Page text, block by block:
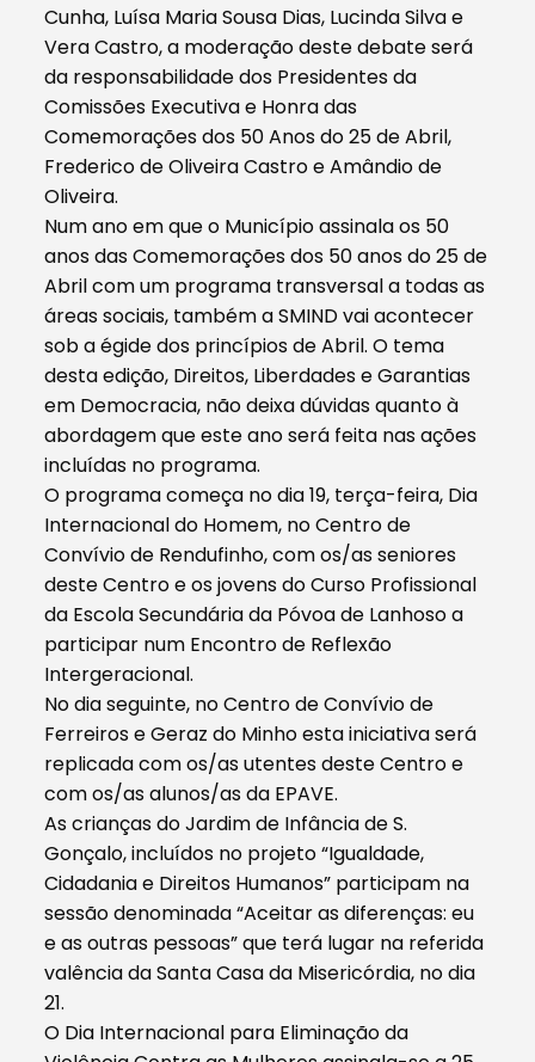
Cunha, Luísa Maria Sousa Dias, Lucinda Silva e
Vera Castro, a moderação deste debate será
da responsabilidade dos Presidentes da
Comissões Executiva e Honra das
Comemorações dos 50 Anos do 25 de Abril,
Frederico de Oliveira Castro e Amândio de
Oliveira.
Num ano em que o Município assinala os 50
anos das Comemorações dos 50 anos do 25 de
Abril com um programa transversal a todas as
áreas sociais, também a SMIND vai acontecer
sob a égide dos princípios de Abril. O tema
desta edição, Direitos, Liberdades e Garantias
em Democracia, não deixa dúvidas quanto à
abordagem que este ano será feita nas ações
incluídas no programa.
O programa começa no dia 19, terça-feira, Dia
Internacional do Homem, no Centro de
Convívio de Rendufinho, com os/as seniores
deste Centro e os jovens do Curso Profissional
da Escola Secundária da Póvoa de Lanhoso a
participar num Encontro de Reflexão
Intergeracional.
No dia seguinte, no Centro de Convívio de
Ferreiros e Geraz do Minho esta iniciativa será
replicada com os/as utentes deste Centro e
com os/as alunos/as da EPAVE.
As crianças do Jardim de Infância de S.
Gonçalo, incluídos no projeto “Igualdade,
Cidadania e Direitos Humanos” participam na
sessão denominada “Aceitar as diferenças: eu
e as outras pessoas” que terá lugar na referida
valência da Santa Casa da Misericórdia, no dia
21.
O Dia Internacional para Eliminação da